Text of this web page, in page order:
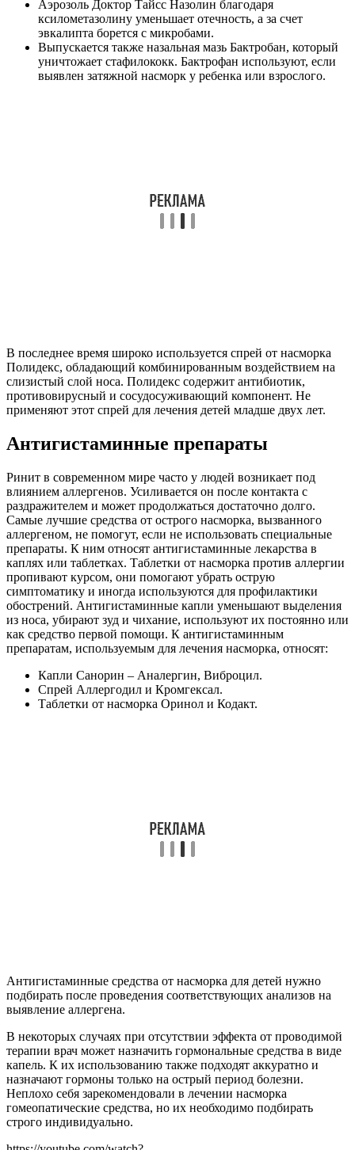
Аэрозоль Доктор Тайсс Назолин благодаря
ксилометазолину уменьшает отечность, а за счет
эвкалипта борется с микробами.
Выпускается также назальная мазь Бактробан, который
уничтожает стафилококк. Бактрофан используют, если
выявлен затяжной насморк у ребенка или взрослого.
В последнее время широко используется спрей от насморка
Полидекс, обладающий комбинированным воздействием на
слизистый слой носа. Полидекс содержит антибиотик,
противовирусный и сосудосуживающий компонент. Не
применяют этот спрей для лечения детей младше двух лет.
Антигистаминные препараты
Ринит в современном мире часто у людей возникает под
влиянием аллергенов. Усиливается он после контакта с
раздражителем и может продолжаться достаточно долго.
Самые лучшие средства от острого насморка, вызванного
аллергеном, не помогут, если не использовать специальные
препараты. К ним относят антигистаминные лекарства в
каплях или таблетках. Таблетки от насморка против аллергии
пропивают курсом, они помогают убрать острую
симптоматику и иногда используются для профилактики
обострений. Антигистаминные капли уменьшают выделения
из носа, убирают зуд и чихание, используют их постоянно или
как средство первой помощи. К антигистаминным
препаратам, используемым для лечения насморка, относят:
Капли Санорин – Аналергин, Виброцил.
Спрей Аллергодил и Кромгексал.
Таблетки от насморка Оринол и Кодакт.
Антигистаминные средства от насморка для детей нужно
подбирать после проведения соответствующих анализов на
выявление аллергена.
В некоторых случаях при отсутствии эффекта от проводимой
терапии врач может назначить гормональные средства в виде
капель. К их использованию также подходят аккуратно и
назначают гормоны только на острый период болезни.
Неплохо себя зарекомендовали в лечении насморка
гомеопатические средства, но их необходимо подбирать
строго индивидуально.